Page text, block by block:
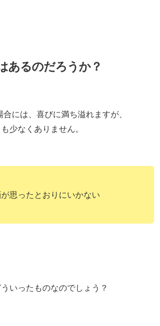
あるのだろうか？
には、喜びに満ち溢れますが、
少なくありません。
思ったとおりにいかない
いったものなのでしょう？